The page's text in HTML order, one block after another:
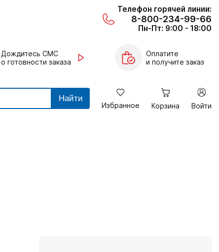
Телефон горячей линии:
8-800-234-99-66
Пн-Пт: 9:00 - 18:00
Дождитесь СМС
о готовности заказа
Оплатите
и получите заказ
Найти
Избранное Корзина Войти